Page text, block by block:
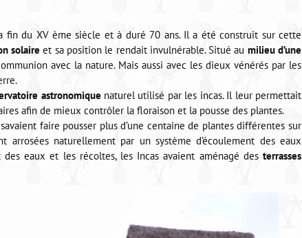
fin du XV ème siècle et à duré 70 ans. Il a été construit sur cette
solaire et sa position le rendait invulnérable. Situé au milieu d’une
avec la nature. Mais aussi avec les dieux vénérés par les
astronomique naturel utilisé par les incas. Il leur permettait
afin de mieux contrôler la floraison et la pousse des plantes.
faire pousser plus d’une centaine de plantes différentes sur
arrosées naturellement par un système d’écoulement des eaux
eaux et les récoltes, les Incas avaient aménagé desterrasses